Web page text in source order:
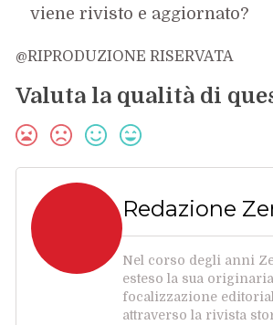
viene rivisto e aggiornato?
@RIPRODUZIONE RISERVATA
Valuta la qualità di
Redazione
Nel corso degli anni
esteso la sua originaria
focalizzazione
attraverso la rivista